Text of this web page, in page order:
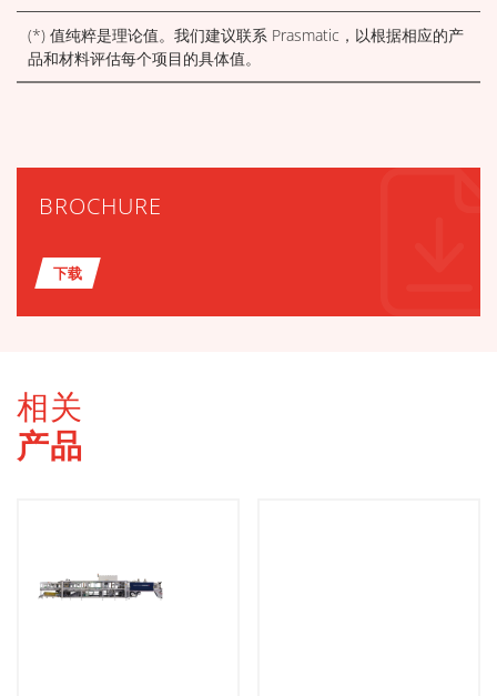
(*) 值纯粹是理论值。我们建议联系 Prasmatic，以根据相应的产
品和材料评估每个项目的具体值。
BROCHURE
下载
相关
产品